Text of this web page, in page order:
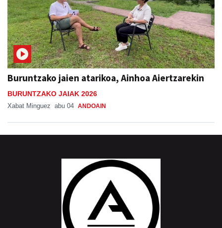
Buruntzako jaien atarikoa, Ainhoa Aiertzarekin
BURUNTZAKO JAIAK 2026
Xabat Minguez abu 04 ANDOAIN